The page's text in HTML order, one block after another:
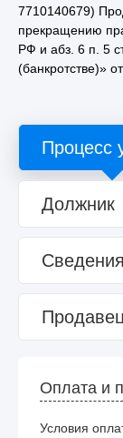
7710140679)
прекращению
РФ и абз. 6 п. 5
(банкротстве)»
Процесс
Должник
Оплата и
Условия